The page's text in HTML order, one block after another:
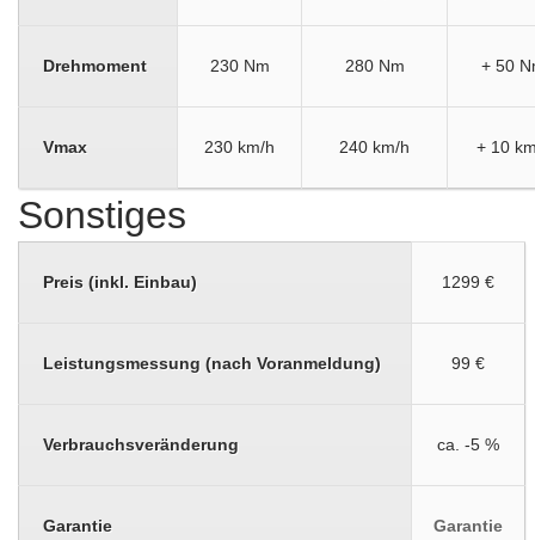
Drehmoment 230 Nm 280 Nm + 50
Vmax 230 km/h 240 km/h + 10
Sonstiges
Preis (inkl. Einbau) 1299 €
Leistungsmessung (nach Voranmeldung) 99 €
Verbrauchsveränderung ca. -5 %
Garantie Garantie